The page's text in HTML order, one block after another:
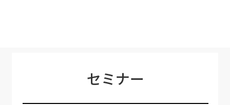
セミナー